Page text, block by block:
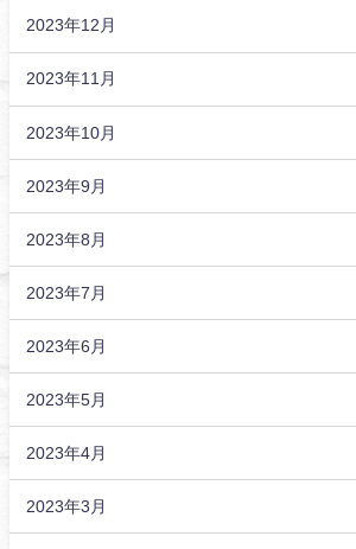
2023年12月
2023年11月
2023年10月
2023年9月
2023年8月
2023年7月
2023年6月
2023年5月
2023年4月
2023年3月